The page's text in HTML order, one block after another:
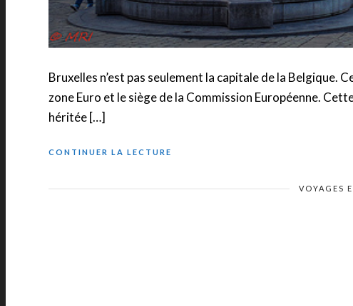
Bruxelles n’est pas seulement la capitale de la Belgique.
zone Euro et le siège de la Commission Européenne.
héritée […]
CONTINUER LA LECTURE
VOYAGES